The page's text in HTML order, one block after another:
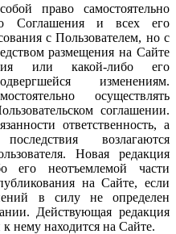
право самостоятельно
Соглашения и всех его
с Пользователем, но с
размещения на Сайте
или какой-либо его
изменениям.
осуществлять
соглашении.
ответственность, а
возлагаются
Новая редакция
его неотъемлемой части
на Сайте, если
в силу не определен
Действующая редакция
нему находится на Сайте.